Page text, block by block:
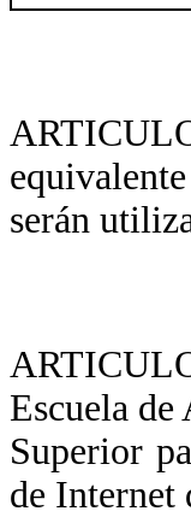
serán
Escuela
Superior
de Internet